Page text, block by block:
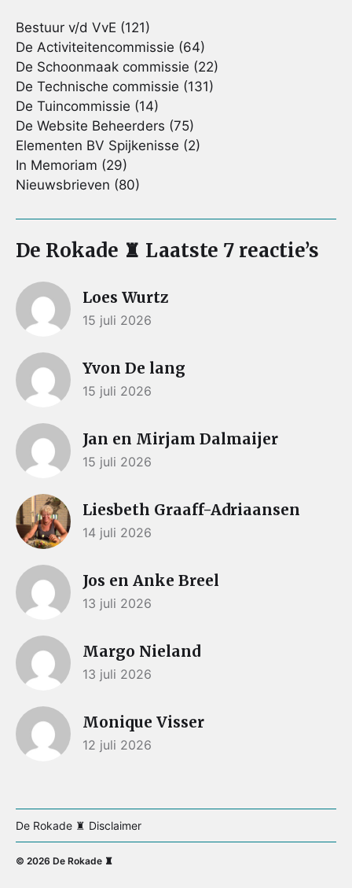
Bestuur v/d VvE (121)
De Activiteitencommissie (64)
De Schoonmaak commissie (22)
De Technische commissie (131)
De Tuincommissie (14)
De Website Beheerders (75)
Elementen BV Spijkenisse (2)
In Memoriam (29)
Nieuwsbrieven (80)
De Rokade ♜ Laatste 7 reactie’s
Loes Wurtz
15 juli 2026
Yvon De lang
15 juli 2026
Jan en Mirjam Dalmaijer
15 juli 2026
Liesbeth Graaff-Adriaansen
14 juli 2026
Jos en Anke Breel
13 juli 2026
Margo Nieland
13 juli 2026
Monique Visser
12 juli 2026
De Rokade ♜ Disclaimer
© 2026 De Rokade ♜